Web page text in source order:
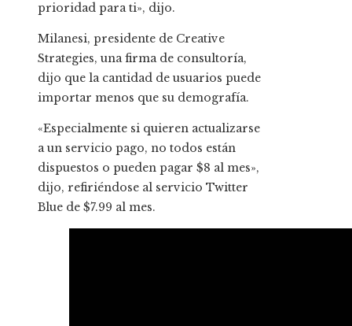
prioridad para ti», dijo.
Milanesi, presidente de Creative
Strategies, una firma de consultoría,
dijo que la cantidad de usuarios puede
importar menos que su demografía.
«Especialmente si quieren actualizarse
a un servicio pago, no todos están
dispuestos o pueden pagar $8 al mes»,
dijo, refiriéndose al servicio Twitter
Blue de $7.99 al mes.